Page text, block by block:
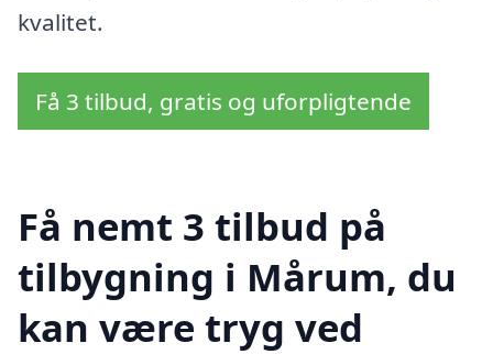
kvalitet.
Få 3 tilbud, gratis og uforpligtende
Få nemt 3 tilbud på
tilbygning i Mårum, du
kan være tryg ved